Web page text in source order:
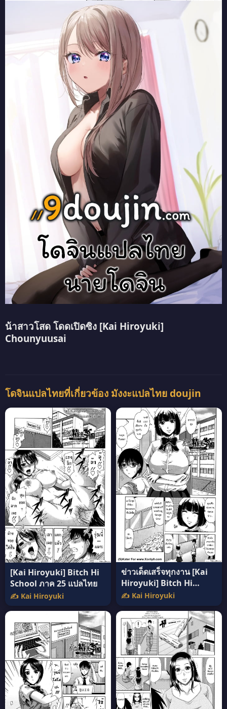
น้าสาวโสด โดดเปิดซิง [Kai Hiroyuki]
Chounyuusai
โดจินแปลไทยที่เกี่ยวข้อง มังงะแปลไทย doujin
[Kai Hiroyuki] Bitch Hi
School ภาค 25 แปลไทย
✍️ Kai Hiroyuki
ข่าวเด็ดเสร็จทุกงาน [Kai
Hiroyuki] Bitch Hi
School ภาค 2 แปลไทย
✍️ Kai Hiroyuki